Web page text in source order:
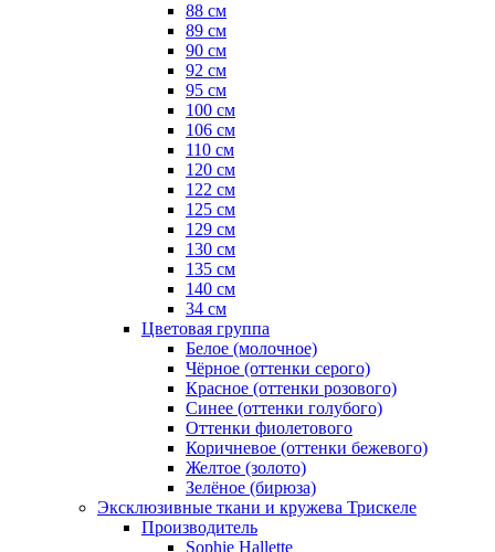
88 см
89 см
90 см
92 см
95 см
100 см
106 см
110 см
120 см
122 см
125 см
129 см
130 см
135 см
140 см
34 см
Цветовая группа
Белое (молочное)
Чёрное (оттенки серого)
Красное (оттенки розового)
Синее (оттенки голубого)
Оттенки фиолетового
Коричневое (оттенки бежевого)
Желтое (золото)
Зелёное (бирюза)
Эксклюзивные ткани и кружева Трискеле
Производитель
Sophie Hallette